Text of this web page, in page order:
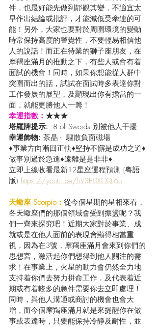
件，也最好能先做到靜觀其變，不適宜太
早作出結論或批評，才能減低受牽連的可
能！另外，大家也要對於周圍環境的變動
時常保持高度的警覺性，不要輕易相信他
人的說話！而正在待業的獅子座朋友，在
摩羯座滿月的推動之下，有些人或會有着
面試的機會！同時，如果你想能從人群中
突圍而出的話，試試在面試時多表達你對
工作發展的展望，及顯現出你有擔當的一
面，就能更勝他人一籌！
幸運指數： ★★★
塔羅牌提示: 8 of Swords 別被他人干擾
幸運飾物: 茶晶 -  驅散負面磁場
♦事業方向漸回正軌♦堅持不懈是成功之道♦
做事別過於急進♦遠離是是非非♦
立即上線收看最新12星座運程預測 (粵語
版) https://youtu.be/hV3E0XCQJ6o
天蠍座 Scorpio： 從今個星期的星相來看，
各天蠍座們的那個領域會受到振盪呢？我
們一齊來探究吧！近期大家對於事業、成
就或是在他人面前的表現會顯得相當重
視，因為在3號，摩羯座滿月會來到你們的
思想宮，激活起你們想得到他人關注的需
求！在事業上，火星的動力會仍然全力地
支持着你們去努力拼命工作，及代表着近
期或有着較多的急件需要你去立即處理！
同時，與他人溝通或商討的機會也會大
增，而今個摩羯座滿月就是來提醒你在做
事或表達時，只要能保持冷靜及耐性，並